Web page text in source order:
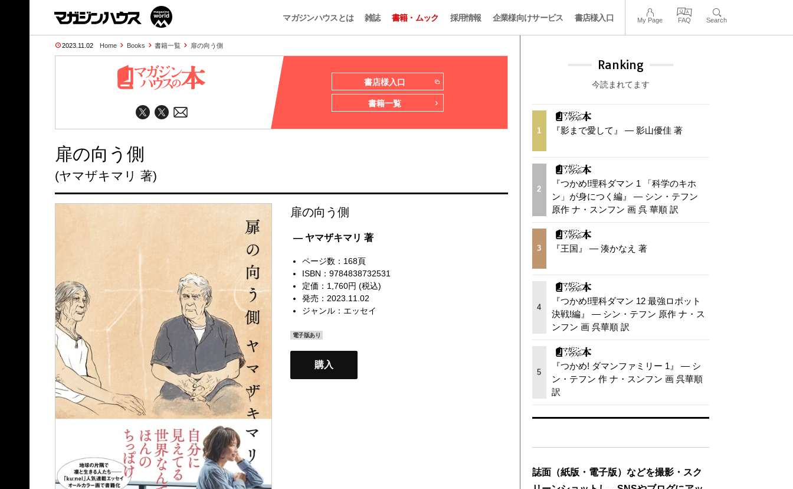
マガジンハウスとは 雑誌 書籍・ムック 採用情報 企業様向けサービス 書店様入口 My Page FAQ Search
2023.11.02 Home Books 書籍一覧 扉の向う側
書店様入口
書籍一覧
扉の向う側
(ヤマザキマリ 著)
扉の向う側
— ヤマザキマリ 著
ページ数：168頁
ISBN：9784838732531
定価：1,760円 (税込)
発売：2023.11.02
ジャンル： エッセイ
電子版あり
購入
Ranking
今読まれてます
1 『影まで愛して』 — 影山優佳 著
2
『つかめ!理科ダマン 1 「科学のキホ
ン」が身につく編』 — シン・テフン
原作 ナ・スンフン 画 呉 華順 訳
3 『王国』 — 湊かなえ 著
4
『つかめ!理科ダマン 12 最強ロボット
決戦!編』 — シン・テフン 原作 ナ・ス
ンフン 画 呉華順 訳
5
『つかめ! ダマンファミリー 1』 — シ
ン・テフン 作 ナ・スンフン 画 呉華順
訳
誌面（紙版・電子版）などを撮影・スク